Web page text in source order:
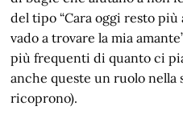
del tipo “Cara oggi resto più
vado a trovare la mia
più frequenti di quanto ci
anche queste un ruolo nella
ricoprono).